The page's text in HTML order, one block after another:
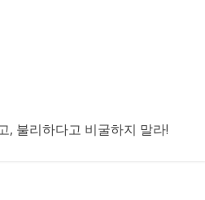
, 불리하다고 비굴하지 말라!